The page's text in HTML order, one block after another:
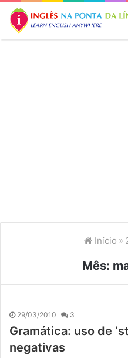
Início »
Mês:
29/03/2010 3
Gramática: uso de
negativas